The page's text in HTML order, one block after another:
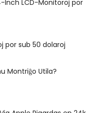
Inch LCD-Monitoroj por
por sub 50 dolaroj
Montriĝo Utila?